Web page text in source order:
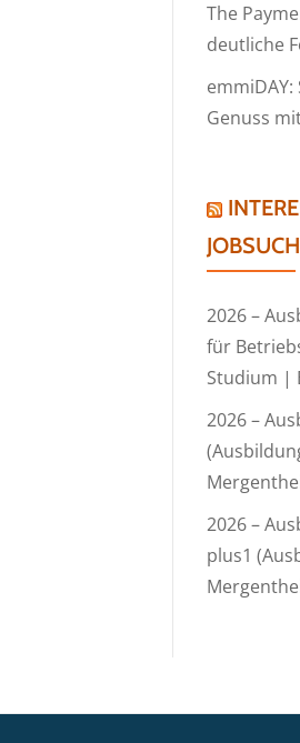
The
deutliche
Genuss
2026 –
für
Studium |
2026 –
2026 –
plus1